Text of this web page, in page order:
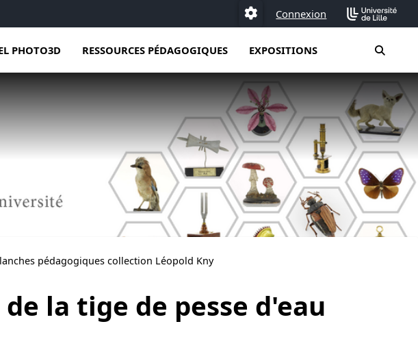
Paramétrage
Connexion
PHOTO3D RESSOURCES PÉDAGOGIQUES EXPOSITIONS
pédagogiques collection Léopold Kny
la tige de pesse d'eau